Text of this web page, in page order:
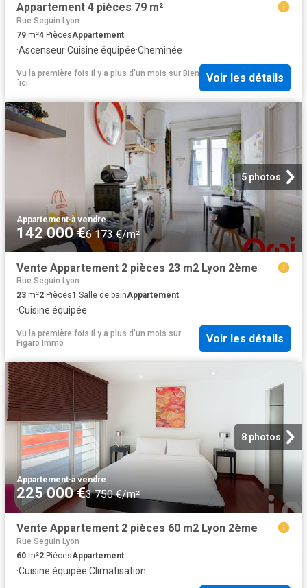
Appartement 4 pièces 79 m²
Rue Seguin Lyon
79 m²4 PiècesAppartement
·Ascenseur·Cuisine équipée·Cheminée
Vu la première fois il y a plus d'un mois sur Bien
´ici
Voir les détails
5 photos
Appartement·à vendre
142 000 €6 173 €/m²
Vente Appartement 2 pièces 23 m2 Lyon 2ème
Rue Seguin Lyon
23 m²2 Pièces1 Salle de bainAppartement
·Cuisine équipée
Vu la première fois il y a plus d'un mois sur
Figaro Immo
Voir les détails
8 photos
Appartement·à vendre
225 000 €3 750 €/m²
Vente Appartement 2 pièces 60 m2 Lyon 2ème
Rue Seguin Lyon
60 m²2 PiècesAppartement
·Cuisine équipée·Climatisation